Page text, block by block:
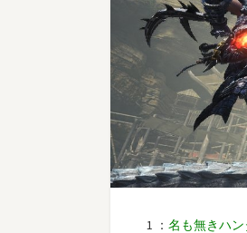
1 ： 名も無きハン